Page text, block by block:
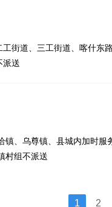
街道、三工街道、喀什东
派送
、乌尊镇、县城内加时服
村组不派送
1 2